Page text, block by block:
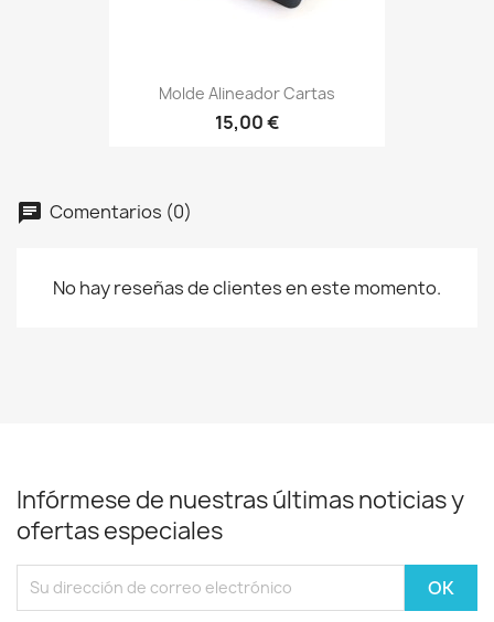
Molde Alineador Cartas
15,00 €
Comentarios (0)
No hay reseñas de clientes en este momento.
Infórmese de nuestras últimas noticias y
ofertas especiales